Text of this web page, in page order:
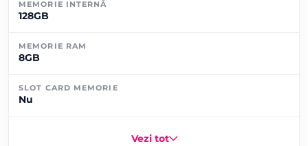
MEMORIE INTERNĂ
128GB
MEMORIE RAM
8GB
SLOT CARD MEMORIE
Nu
Vezi tot